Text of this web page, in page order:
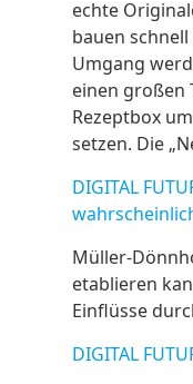
echte
bauen
Umgang
einen großen
Rezeptbox
setzen. Die
DIGITAL
Müller-
etablieren
Einflüsse
DIGITAL